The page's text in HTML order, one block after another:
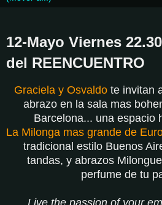
12-Mayo Viernes
del REENCUENTRO
Graciela y Osvaldote invitan
abrazo en la sala mas
Barcelona... una espacio
La Milonga mas grande de
tradicional estilo Buenos
tandas, y abrazos
perfume de tu
Live the passion of your